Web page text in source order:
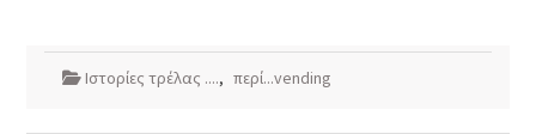
Ιστορίες τρέλας ...., περί...vending